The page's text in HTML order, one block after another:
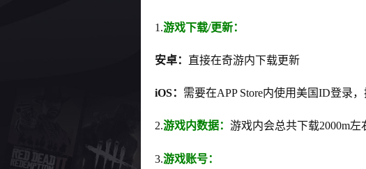
1.游戏下载/更新：
安卓： 直接在奇游内下载更新
iOS： 需要在APP Store内使用美国ID登录
2.游戏内数据： 游戏内会总共下载2000m左
3.游戏账号：